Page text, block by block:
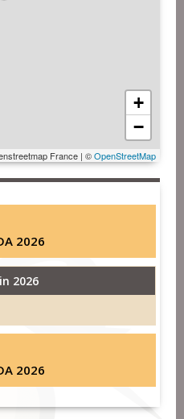
+
−
France | ©OpenStreetMap
2026
2026
2026